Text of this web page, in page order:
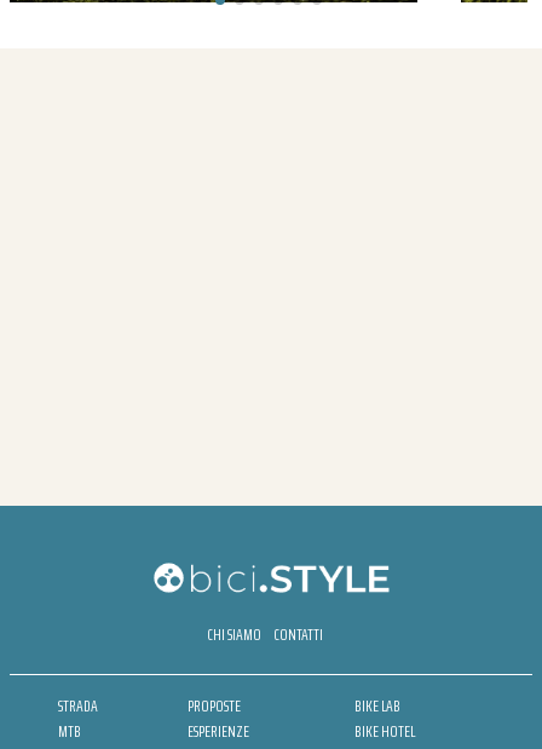
CHI SIAMO CONTATTI
STRADA
MTB
PROPOSTE
ESPERIENZE
BIKE LAB
BIKE HOTEL